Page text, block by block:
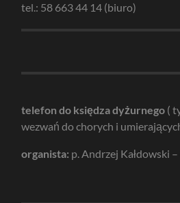
tel.: 58 663 44 14 (biuro)
telefon do księdza dyżurnego (
wezwań do chorych i
organista: p. Andrzej Kałdowski